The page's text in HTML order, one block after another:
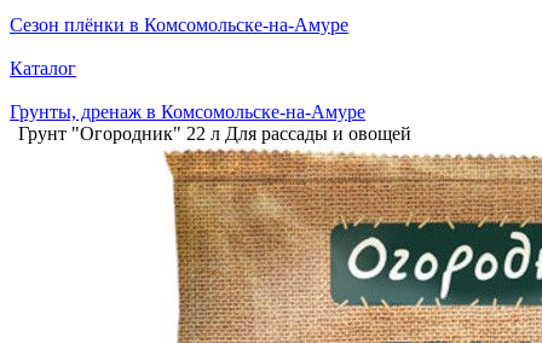
Сезон плёнки в Комсомольске-на-Амуре
Каталог
Грунты, дренаж в Комсомольске-на-Амуре
Грунт "Огородник" 22 л Для рассады и овощей